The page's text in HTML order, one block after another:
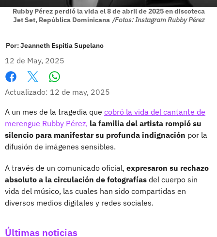
Rubby Pérez perdió la vida el 8 de abril de 2025 en discoteca
Jet Set, República Dominicana /Fotos: Instagram Rubby Pérez
Por:Jeanneth Espitia Supelano
12 de May, 2025
Facebook
X
Actualizado: 12 de may, 2025
A un mes de la tragedia que cobró la vida del cantante de
merengue Rubby Pérez, la familia del artista rompió su
silencio para manifestar su profunda indignación por la
difusión de imágenes sensibles.
A través de un comunicado oficial, expresaron su rechazo
absoluto a la circulación de fotografías del cuerpo sin
vida del músico, las cuales han sido compartidas en
diversos medios digitales y redes sociales.
Últimas noticias